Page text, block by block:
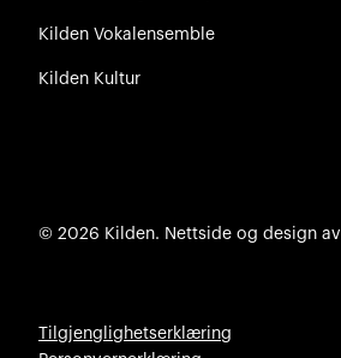
Kilden Vokalensemble
Kilden Kultur
© 2026 Kilden. Nettside og design av
Tilgjenglighetserklæring